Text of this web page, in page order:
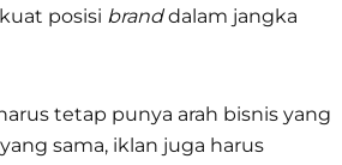
posisi branddalam jangka
tetap punya arah bisnis yang
sama, iklan juga harus